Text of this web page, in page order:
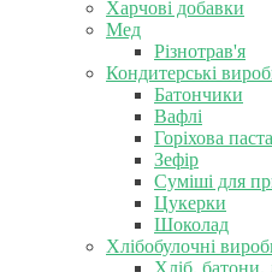
Харчові добавки
Мед
Різнотрав'я
Кондитерські
Батончики
Вафлі
Горіхова паста
Зефір
Суміші для
Цукерки
Шоколад
Хлібобулочні
Хліб, батони,